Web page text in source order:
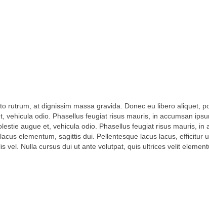
rutrum, at dignissim massa gravida. Donec eu libero aliquet,
odio. Phasellus feugiat risus mauris, in accumsan
augue et, vehicula odio. Phasellus feugiat risus mauris,
elementum, sagittis dui. Pellentesque lacus lacus, efficitur
Nulla cursus dui ut ante volutpat, quis ultrices velit